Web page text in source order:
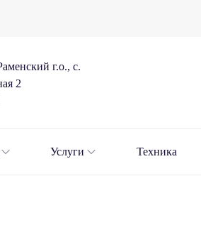
г.о., с.
2
Услуги Техника